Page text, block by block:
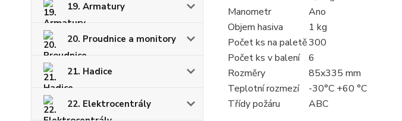
19. Armatury
20. Proudnice a monitory
21. Hadice
22. Elektrocentrály
Manometr
Ano
Objem hasiva
1 kg
Počet ks na paletě300
Počet ks v balení
6
Rozměry
85x335 mm
Teplotní rozmezí
-30°C +60 °C
Třídy požáru
ABC